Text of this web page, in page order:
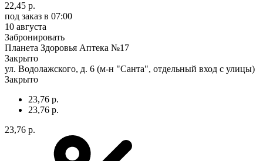
22,45 р.
под заказ в 07:00
10 августа
Забронировать
Планета Здоровья Аптека №17
Закрыто
ул. Водолажского, д. 6 (м-н "Санта", отдельный вход с улицы)
Закрыто
23,76 р.
23,76 р.
23,76 р.